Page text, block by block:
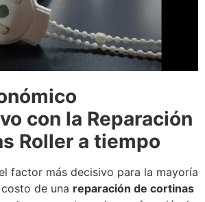
con la Reparación
Roller a tiempo
factor más decisivo para la mayoría
de una reparación de cortinas